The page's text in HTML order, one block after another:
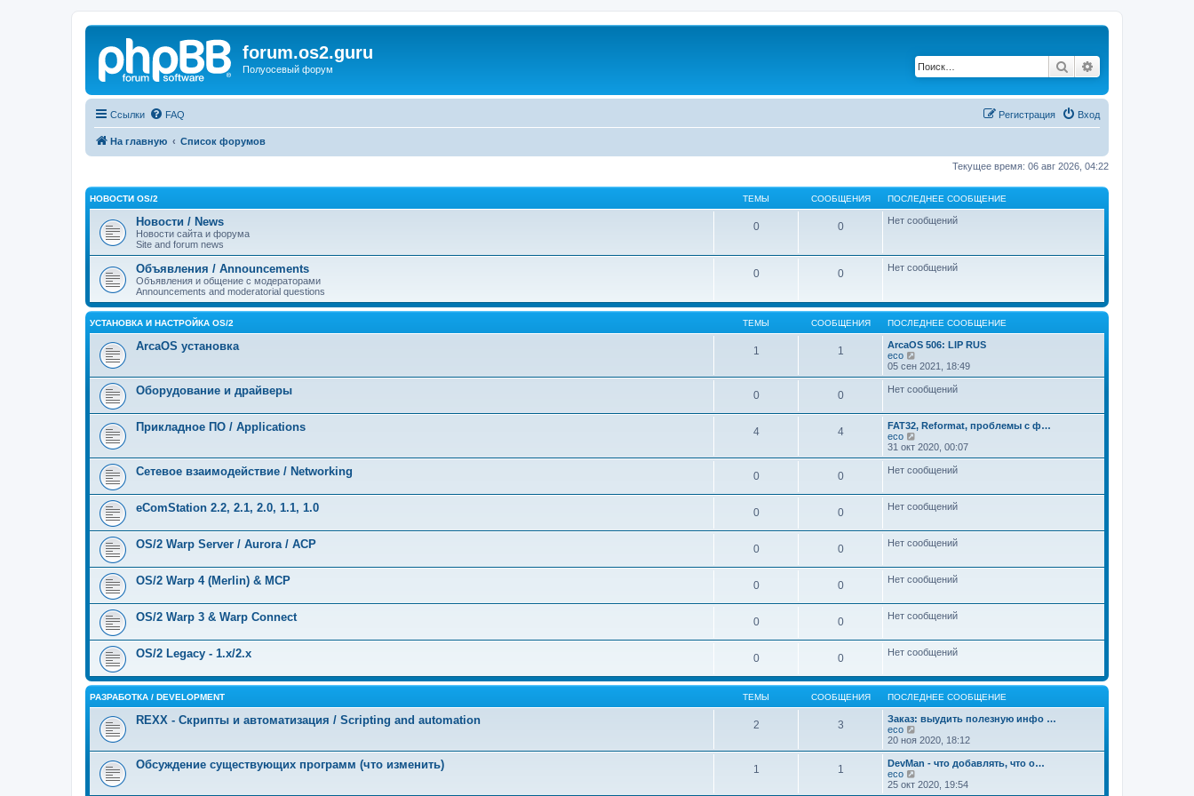
forum.os2.guru
Полуосевый форум Поиск
Ссылки FAQ Вход
Регистрация
На главную Список форумов
Текущее время: 06 авг 2026, 04:22
НОВОСТИ OS/2 ТЕМЫ СООБЩЕНИЯ ПОСЛЕДНЕЕ СООБЩЕНИЕ
Новости / News
Новости сайта и форума
Site and forum news
0 0 Нет сообщений
Объявления / Announcements
Объявления и общение с модераторами
Announcements and moderatorial questions
0 0 Нет сообщений
УСТАНОВКА И НАСТРОЙКА OS/2 ТЕМЫ СООБЩЕНИЯ ПОСЛЕДНЕЕ СООБЩЕНИЕ
ArcaOS установка 1 1
ArcaOS 506: LIP RUS
eco
е
р
е
и
к
о
с
л
д
н
у
с
о
б
и
05 сен 2021, 18:49
Оборудование и драйверы 0 0 Нет сообщений
Прикладное ПО / Applications 4 4
FAT32, Reformat, проблемы с ф…
eco
е
р
е
и
к
о
с
н
м
у
о
о
б
е
и
31 окт 2020, 00:07
Сетевое взаимодействие / Networking 0 0 Нет сообщений
eComStation 2.2, 2.1, 2.0, 1.1, 1.0 0 0 Нет сообщений
OS/2 Warp Server / Aurora / ACP 0 0 Нет сообщений
OS/2 Warp 4 (Merlin) & MCP 0 0 Нет сообщений
OS/2 Warp 3 & Warp Connect 0 0 Нет сообщений
OS/2 Legacy - 1.x/2.x 0 0 Нет сообщений
РАЗРАБОТКА / DEVELOPMENT ТЕМЫ СООБЩЕНИЯ ПОСЛЕДНЕЕ СООБЩЕНИЕ
REXX - Скрипты и автоматизация / Scripting and automation 2 3
Заказ: выудить полезную инфо …
eco
е
р
е
т
20 ноя 2020, 18:12
Обсуждение существующих программ (что изменить) 1 1
DevMan - что добавлять, что о…
eco
е
25 окт 2020, 19:54